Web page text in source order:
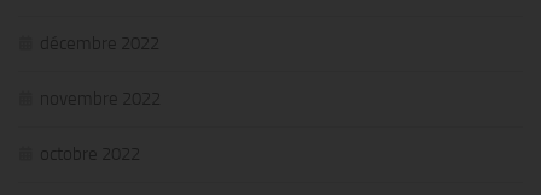
décembre 2022
novembre 2022
octobre 2022